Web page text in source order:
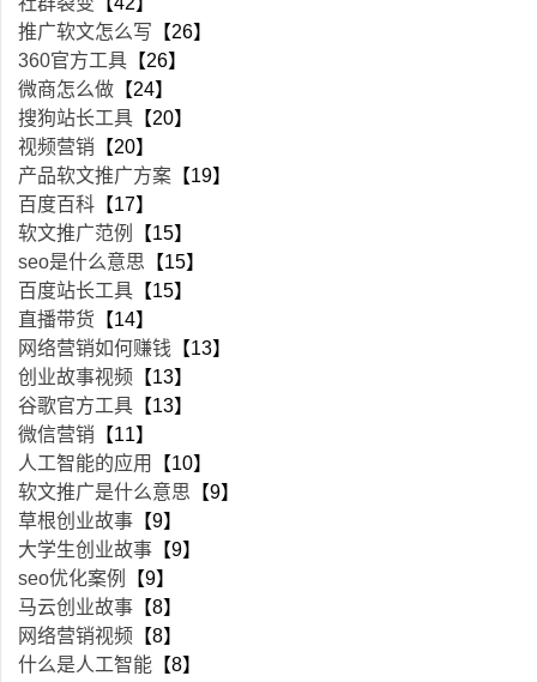
推广软文怎么写 【26】
360官方工具 【26】
微商怎么做 【24】
搜狗站长工具 【20】
视频营销 【20】
产品软文推广方案 【19】
百度百科 【17】
软文推广范例
【15】
seo是什么意思 【15】
百度站长工具 【15】
直播带货 【14】
网络营销如何赚钱 【13】
创业故事视频 【13】
谷歌官方工具 【13】
微信营销 【11】
人工智能的应用
【10】
软文推广是什么意思 【9】
草根创业故事 【9】
大学生创业故事 【9】
seo优化案例
【9】
马云创业故事 【8】
网络营销视频 【8】
什么是人工智能 【8】